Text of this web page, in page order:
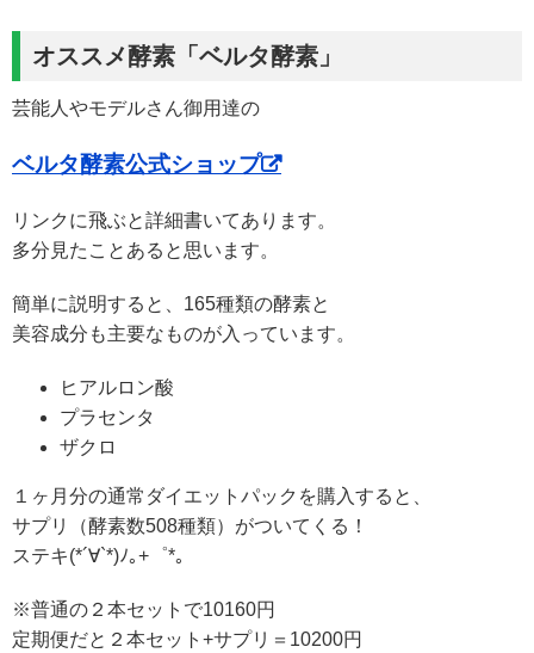
オススメ酵素「ベルタ酵素」
芸能人やモデルさん御用達の
ベルタ酵素公式ショップ
リンクに飛ぶと詳細書いてあります。
多分見たことあると思います。
簡単に説明すると、165種類の酵素と
美容成分も主要なものが入っています。
ヒアルロン酸
プラセンタ
ザクロ
１ヶ月分の通常ダイエットパックを購入すると、
サプリ（酵素数508種類）がついてくる！
ステキ(*´∀`*)ﾉ｡+゜*｡
※普通の２本セットで10160円
定期便だと２本セット+サプリ＝10200円